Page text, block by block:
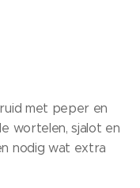
met peper en
wortelen, sjalot en
nodig wat extra